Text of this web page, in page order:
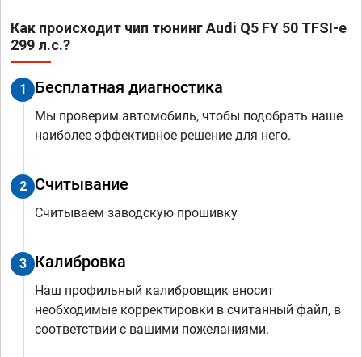
Как происходит чип тюнинг Audi Q5 FY 50 TFSI-e
299 л.с.?
1 Бесплатная диагностика
Мы проверим автомобиль, чтобы подобрать наше
наиболее эффективное решение для него.
2 Считывание
Считываем заводскую прошивку
3 Калибровка
Наш профильный калибровщик вносит
необходимые корректировки в считанный файл, в
соответствии с вашими пожеланиями.